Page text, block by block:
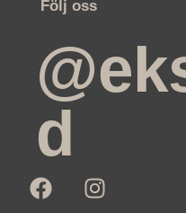
Följ oss
d